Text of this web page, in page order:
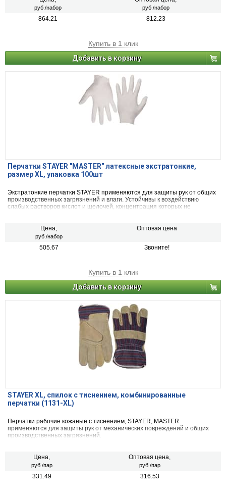
руб./набор руб./набор
864.21 812.23
Купить в 1 клик
Добавить в корзину
Перчатки STAYER "MASTER" латексные экстратонкие,
размер XL, упаковка 100шт
Экстратонкие перчатки STAYER применяются для защиты рук от общих
производственных загрязнений и влаги. Устойчивы к воздействию
слабых растворов кислот и щелочей, концентрация которых не
Цена,
руб./набор
Оптовая цена
505.67 Звоните!
Купить в 1 клик
Добавить в корзину
STAYER XL, спилок с тиснением, комбинированные
перчатки (1131-XL)
Перчатки рабочие кожаные с тиснением, STAYER, MASTER
применяются для защиты рук от механических повреждений и общих
производственных загрязнений.
Цена,
руб./пар
Оптовая цена,
руб./пар
331.49 316.53